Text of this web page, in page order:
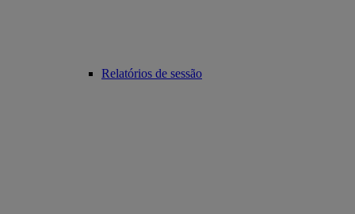
Relatórios de sessão